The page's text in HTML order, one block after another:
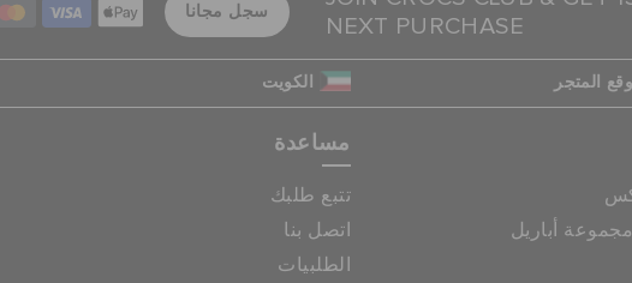
NEXT PURCHASE
سجل مجانا
المتجر الكويت
أباريل
مساعدة
تتبع طلبك
اتصل بنا
الطلبيات